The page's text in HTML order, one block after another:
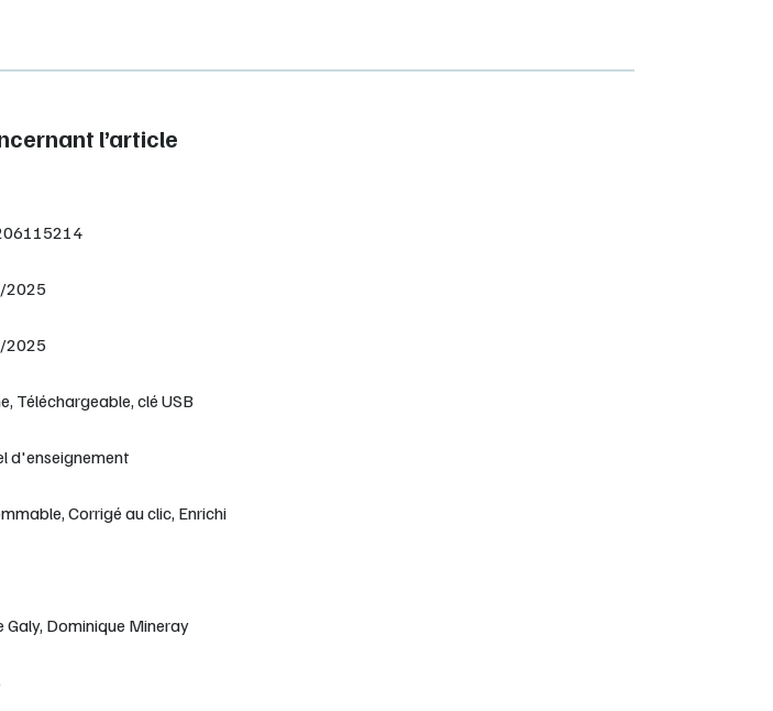
l’article
2025
2025
Téléchargeable, clé USB
d'enseignement
Corrigé au clic, Enrichi
Galy, Dominique Mineray